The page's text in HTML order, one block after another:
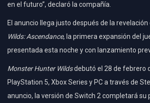
en el futuro”, declaró la compañía.
El anuncio llega justo después de la revelación
Wilds: Ascendance, la primera expansión del
presentada esta noche y con lanzamiento
Monster Hunter Wildsdebutó el 28 de febrero
PlayStation 5, Xbox Series y PC a través de
anuncio, la versión de Switch 2 completará su